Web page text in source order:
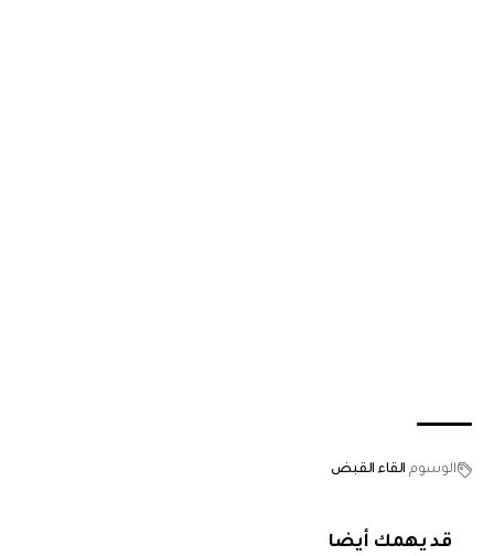
الوسوم القاء القبض
قد يهمك أيضا